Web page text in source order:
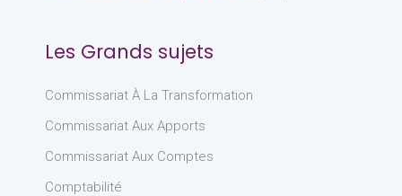
Les Grands sujets
Commissariat À La Transformation
Commissariat Aux Apports
Commissariat Aux Comptes
Comptabilité